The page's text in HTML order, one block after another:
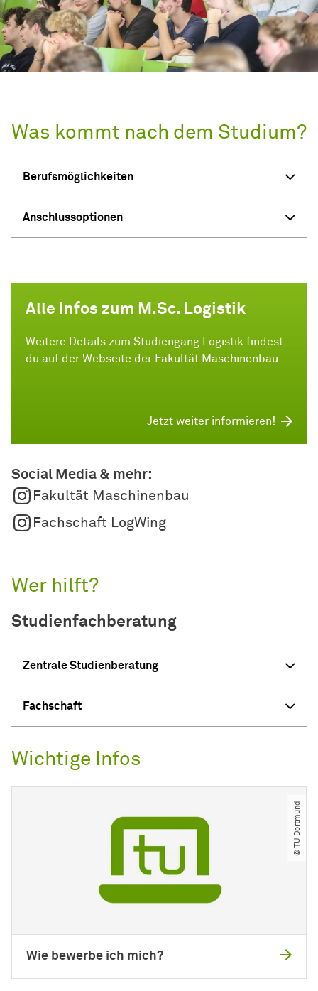
Was kommt nach dem Studium?
Berufsmöglichkeiten
Anschlussoptionen
Alle Infos zum M.Sc. Logistik
Weitere Details zum Studiengang Logistik findest
du auf der Webseite der Fakultät Maschinenbau.
Jetzt weiter informieren!
Social Media & mehr:
Fakultät Maschinenbau
Fachschaft LogWing
Wer hilft?
Studienfachberatung
Zentrale Studienberatung
Fachschaft
Wichtige Infos
© TU Dortmund
Wie bewerbe ich mich?